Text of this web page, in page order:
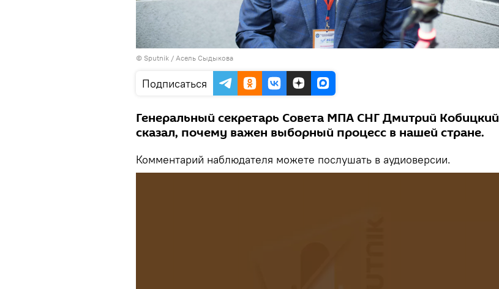
© Sputnik / Асель Сыдыкова
Подписаться
Генеральный секретарь Совета МПА СНГ Дмитрий Кобицкий
сказал, почему важен выборный процесс в нашей стране.
Комментарий наблюдателя можете послушать в аудиоверсии.